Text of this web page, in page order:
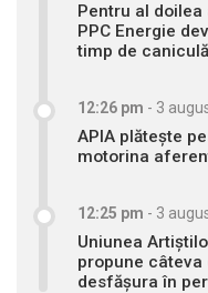
Pentru al
PPC Energie
timp de caniculă
12:26 pm - 3
APIA plătește
motorina
12:25 pm - 3
Uniunea
propune
desfășura în